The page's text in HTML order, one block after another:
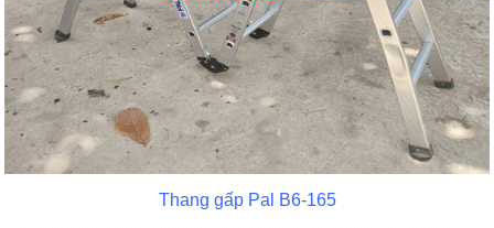
Thang gấp Pal B6-165